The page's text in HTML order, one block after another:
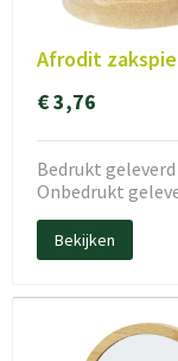
Afrodit
€ 3,76
Bedrukt
Onbedrukt
Bekijken